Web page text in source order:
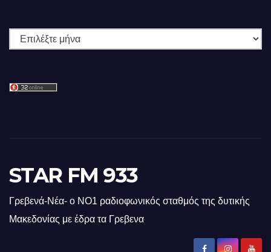
Ιστορικό
STAR FM 933
Γρεβενά-Νέα- ο ΝΟ1 ραδιοφωνικός σταθμός της δυτικής
Μακεδονίας με έδρα τα Γρεβενα